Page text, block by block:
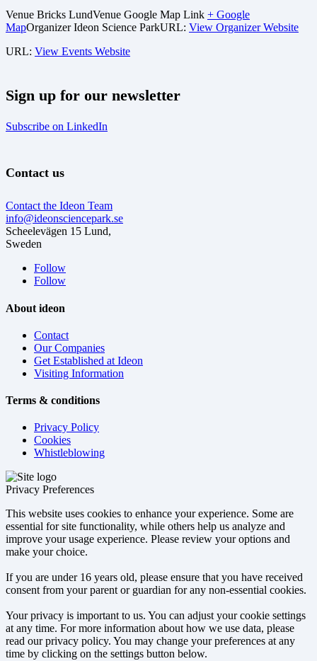
Venue Bricks LundVenue Google Map Link + Google
MapOrganizerIdeon Science ParkURL: View Organizer Website
URL: View Events Website
Sign up for our newsletter
Subscribe on LinkedIn
Contact us
Contact the Ideon Team
info@ideonsciencepark.se
Scheelevägen 15 Lund,
Sweden
Follow
Follow
About ideon
Contact
Our Companies
Get Established at Ideon
Visiting Information
Terms & conditions
Privacy Policy
Cookies
Whistleblowing
Privacy Preferences
This website uses cookies to enhance your experience. Some are
essential for site functionality, while others help us analyze and
improve your usage experience. Please review your options and
make your choice.
If you are under 16 years old, please ensure that you have received
consent from your parent or guardian for any non-essential cookies.
Your privacy is important to us. You can adjust your cookie settings
at any time. For more information about how we use data, please
read our privacy policy. You may change your preferences at any
time by clicking on the settings button below.